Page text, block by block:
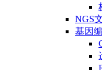
NGS
基因